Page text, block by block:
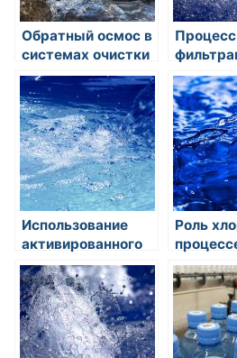
Обратный осмос в
системах очистки
воды: принципы
работы и
преимущества
Процесс
воды:
методы
Использование
активированного
угля для очистки
воды: потенциал и
преимущества
Роль
воды и
на